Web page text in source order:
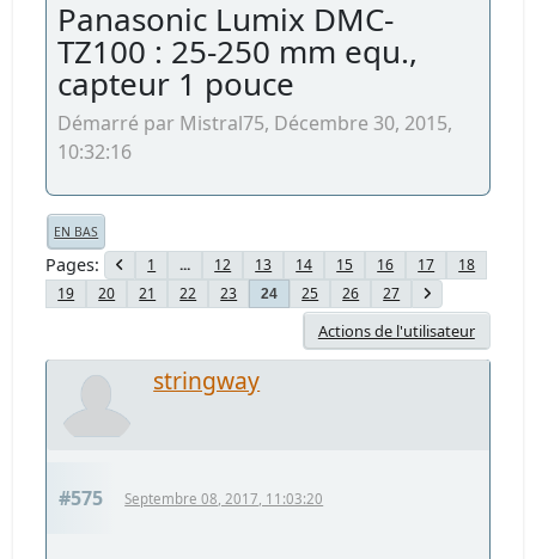
Panasonic Lumix DMC-
TZ100 : 25-250 mm equ.,
capteur 1 pouce
Démarré par Mistral75, Décembre 30, 2015,
10:32:16
EN BAS
Pages 1 ... 12 13 14 15 16 17
18
19
20 21 22 23 24 25 26 27
Actions de l'utilisateur
stringway
#575 Septembre 08, 2017, 11:03:20